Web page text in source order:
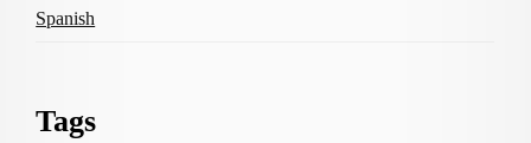
Spanish
Tags